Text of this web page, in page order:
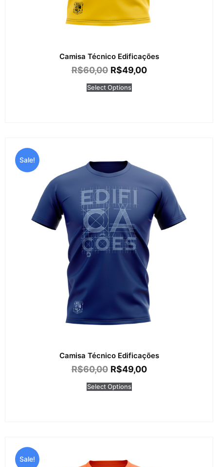
Camisa Técnico Edificações
R$60,00 R$49,00
Select Options
Sale!
Camisa Técnico Edificações
R$60,00 R$49,00
Select Options
Sale!